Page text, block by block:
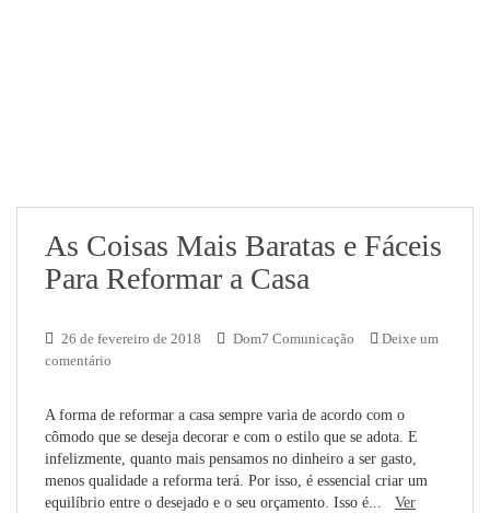
As Coisas Mais Baratas e Fáceis
Para Reformar a Casa
26 de fevereiro de 2018 Dom7 Comunicação
Deixe um
comentário
A forma de reformar a casa sempre varia de acordo com o
cômodo que se deseja decorar e com o estilo que se adota. E
infelizmente, quanto mais pensamos no dinheiro a ser gasto,
menos qualidade a reforma terá. Por isso, é essencial criar um
equilíbrio entre o desejado e o seu orçamento. Isso é... Ver